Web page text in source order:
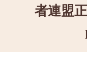
者連盟